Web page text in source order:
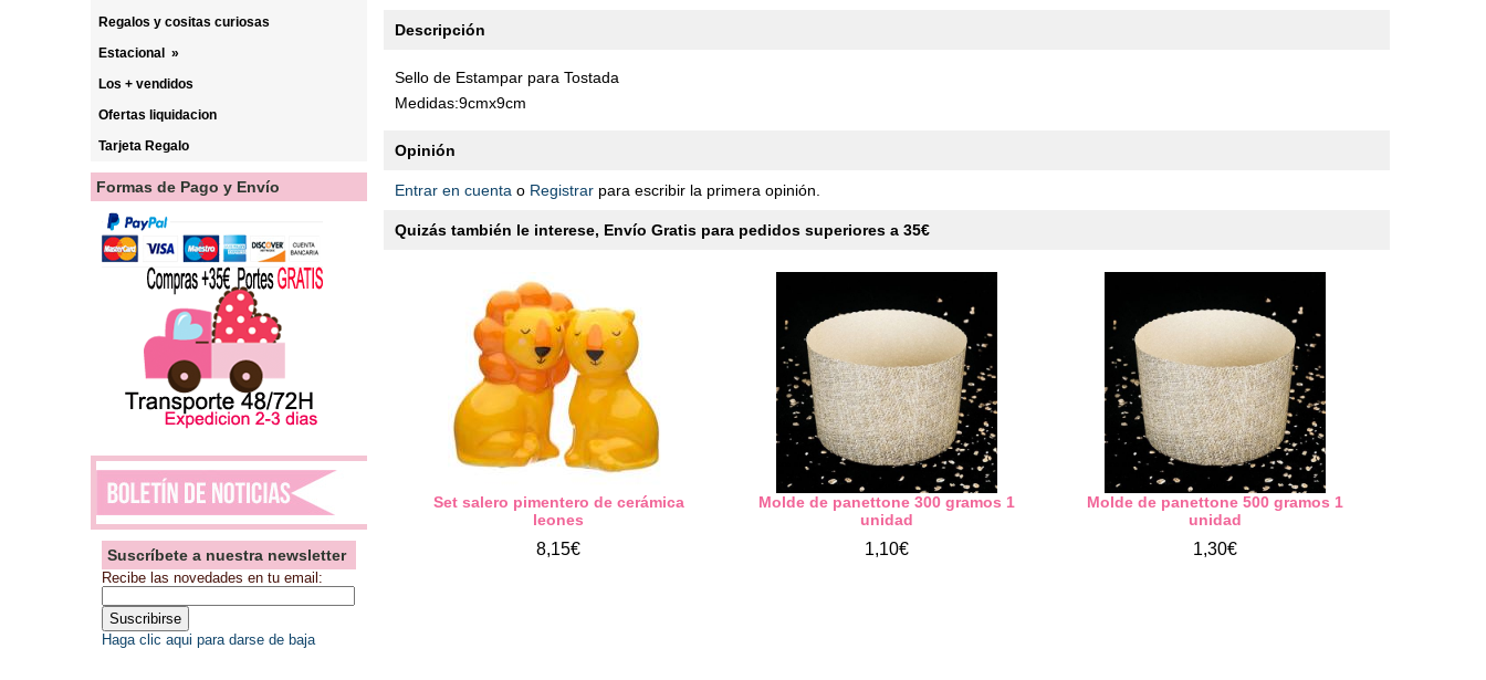
Regalos y cositas curiosas
Estacional
»
Los + vendidos
Ofertas liquidacion
Tarjeta Regalo
Formas de Pago y Envío
Suscríbete a nuestra newsletter
Recibe las novedades en tu email:
Haga clic aqui para darse de baja
Descripción
Sello de Estampar para Tostada
Medidas:9cmx9cm
Opinión
Entrar en cuenta o Registrar para escribir la primera opinión.
Quizás también le interese, Envío Gratis para pedidos superiores a 35€
Set salero pimentero de cerámica
leones
8,15€
Molde de panettone 300 gramos 1
unidad
1,10€
Molde de panettone 500 gramos 1
unidad
1,30€